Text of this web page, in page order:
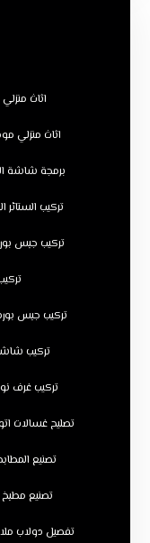
اثاث
اثاث منزلي
برمجة شاشة
تركيب الستائر
تركيب جبس
تركيب جبس
تركيب
تركيب غرف
تصليح غسالات
تصنيع
تصنيع
تفصيل دولاب